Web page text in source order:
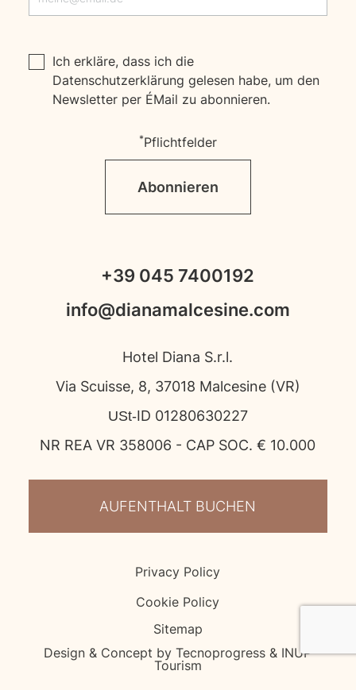
+39 045 7400192
info@dianamalcesine.com
Hotel Diana S.r.l.
Via Scuisse, 8, 37018 Malcesine (VR)
USt‑ID 01280630227
NR REA VR 358006 - CAP SOC. € 10.000
AUFENTHALT BUCHEN
Ich erkläre, dass ich die
Datenschutzerklärung gelesen habe, um den
Newsletter per E‑Mail zu abonnieren.
*Pflichtfelder
Abonnieren
Privacy Policy
Cookie Policy
Sitemap
Design & Concept by Tecnoprogress & INUP
Tourism